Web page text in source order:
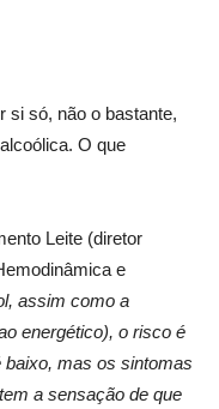
si só, não o bastante,
O que
Leite (diretor
e
assim como a
energético), o risco é
baixo, mas os sintomas
a sensação de que